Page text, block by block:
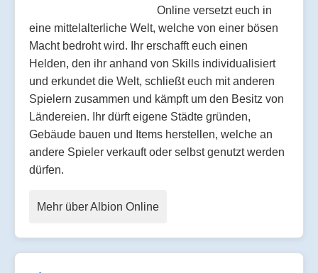
Online versetzt euch in
eine mittelalterliche Welt, welche von einer bösen
Macht bedroht wird. Ihr erschafft euch einen
Helden, den ihr anhand von Skills individualisiert
und erkundet die Welt, schließt euch mit anderen
Spielern zusammen und kämpft um den Besitz von
Ländereien. Ihr dürft eigene Städte gründen,
Gebäude bauen und Items herstellen, welche an
andere Spieler verkauft oder selbst genutzt werden
dürfen.
Mehr über Albion Online